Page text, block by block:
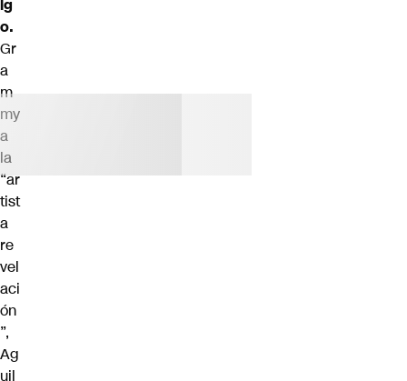
lg
o.
Gr
a
m
my
a
la
“ar
tist
a
re
vel
aci
ón
”,
Ag
uil